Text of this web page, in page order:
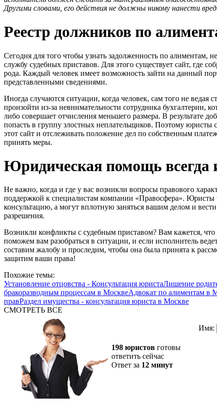
Другими словами, его действия не должны никому нанести
Реестр должников по
Сегодня для того чтобы узнать задолженность по алиментам,
службу судебных приставов. Для этого существует сайт, где
рода. Каждый человек имеет возможность зайти на данный
представленными сведениями.
Иногда случаются ситуации, когда человек, сам того не ведая
произойти из-за невнимательности сотрудника бухгалтерии,
либо совершает отчисления меньшего размера. В результате
попасть в группу злостных неплательщиков. Поэтому юристы
этот сайт и отслеживать положение дел по собственным
принять меры.
Юридическая помощь всегда
Не важно, когда и где у вас возникли вопросы правового
поддержкой к специалистам компании «Правосфера». Юристы
консультацию, а могут вплотную заняться вашим делом и
разрешения.
Возникли конфликты с судебным приставом? Вам кажется,
поможем вам разобраться в ситуации, и если исполнитель
составим жалобу и проследим, чтобы она была принята к
защитим ваши права!
Похожие темы:
Установление отцовства - Консультация юристаЛишение
бракоразводным процессам в МосквеАдвокат по алиментам в
правРаздел имущества - консультация юриста в Москве
СМОТРЕТЬ ВСЕ
198 юристов готовы
ответить сейчас
Ответ за 12 минут
Имя: